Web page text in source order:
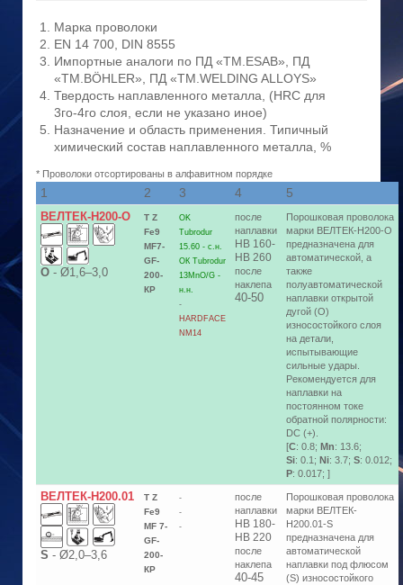
Марка проволоки
EN 14 700, DIN 8555
Импортные аналоги по ПД «ТМ.ESAB», ПД
«ТМ.BÖHLER», ПД «ТМ.WELDING ALLOYS»
Твердость наплавленного металла, (HRC для
3го-4го слоя, если не указано иное)
Назначение и область применения. Типичный
химический состав наплавленного металла, %
* Проволоки отсортированы в алфавитном порядке
1 2 3 4 5
ВЕЛТЕК-Н200-O
О - Ø1,6–3,0
T Z
Fe9
MF7-
GF-
200-
КP
OK
Tubrodur
15.60 - с.н.
ОК Tubrodur
13MnO/G -
н.н.
-
HARDFACE
NM14
после
наплавки
HB 160-
HB 260
после
наклепа
40-50
Порошковая проволока
марки ВЕЛТЕК-Н200-О
предназначена для
автоматической, а
также
полуавтоматической
наплавки открытой
дугой (О)
износостойкого слоя
на детали,
испытывающие
сильные удары.
Рекомендуется для
наплавки на
постоянном токе
обратной полярности:
DC (+).
[C: 0.8; Mn: 13.6;
Si: 0.1; Ni: 3.7; S: 0.012;
P: 0.017; ]
ВЕЛТЕК-Н200.01
S - Ø2,0–3,6
T Z
Fe9
MF 7-
GF-
200-
КP
-
-
-
после
наплавки
HB 180-
HB 220
после
наклепа
40-45
Порошковая проволока
марки ВЕЛТЕК-
H200.01-S
предназначена для
автоматической
наплавки под флюсом
(S) износостойкого